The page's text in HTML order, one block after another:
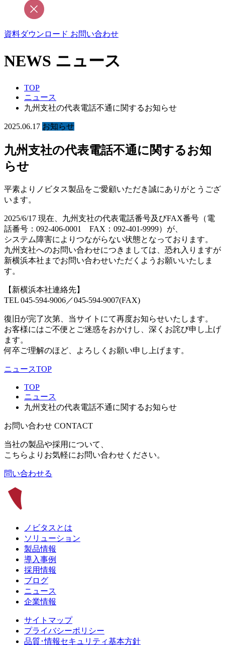
資料ダウンロード お問い合わせ
NEWS ニュース
TOP
ニュース
九州支社の代表電話不通に関するお知らせ
2025.06.17 お知らせ
九州支社の代表電話不通に関するお知
らせ
平素よりノビタス製品をご愛顧いただき誠にありがとうござ
います。
2025/6/17 現在、九州支社の代表電話番号及びFAX番号（電
話番号：092-406-0001 FAX：092-401-9999）が、
システム障害によりつながらない状態となっております。
九州支社へのお問い合わせにつきましては、恐れ入りますが
新横浜本社までお問い合わせいただくようお願いいたしま
す。
【新横浜本社連絡先】
TEL 045-594-9006／045-594-9007(FAX)
復旧が完了次第、当サイトにて再度お知らせいたします。
お客様にはご不便とご迷惑をおかけし、深くお詫び申し上げ
ます。
何卒ご理解のほど、よろしくお願い申し上げます。
ニュースTOP
TOP
ニュース
九州支社の代表電話不通に関するお知らせ
お問い合わせ CONTACT
当社の製品や採用について、
こちらよりお気軽にお問い合わせください。
問い合わせる
ノビタスとは
ソリューション
製品情報
導入事例
採用情報
ブログ
ニュース
企業情報
サイトマップ
プライバシーポリシー
品質･情報セキュリティ基本方針